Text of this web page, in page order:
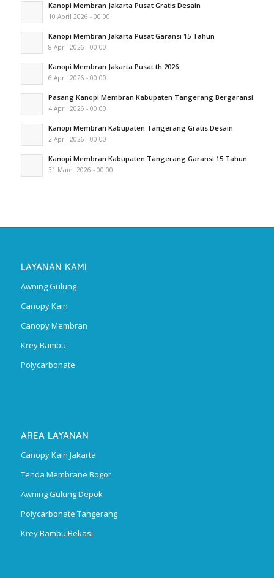
Kanopi Membran Jakarta Pusat Gratis Desain
10 April 2026 - 00:00
Kanopi Membran Jakarta Pusat Garansi 15 Tahun
8 April 2026 - 00:00
Kanopi Membran Jakarta Pusat th 2026
6 April 2026 - 00:00
Pasang Kanopi Membran Kabupaten Tangerang Bergaransi
4 April 2026 - 00:00
Kanopi Membran Kabupaten Tangerang Gratis Desain
2 April 2026 - 00:00
Kanopi Membran Kabupaten Tangerang Garansi 15 Tahun
31 Maret 2026 - 00:00
LAYANAN KAMI
Awning Gulung
Canopy Kain
Canopy Membran
Krey Bambu
Polycarbonate
AREA LAYANAN
Canopy Kain Jakarta
Tenda Membrane Bogor
Awning Gulung Depok
Polycarbonate Tangerang
Krey Bambu Bekasi